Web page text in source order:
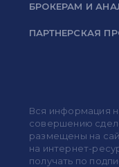
БРОКЕРАМ И
ПАРТНЕРСКАЯ
Вся информация
совершению
размещены на
на интернет-
получать по